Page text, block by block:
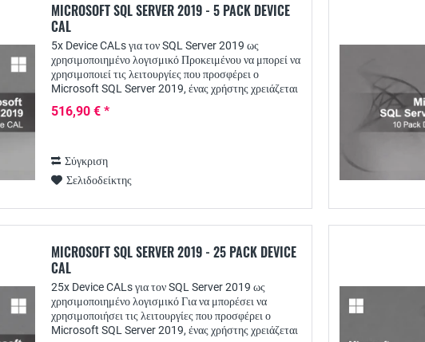
MICROSOFT SQL SERVER 2019 - 5 PACK DEVICE
CAL
5x Device CALs για τον SQL Server 2019 ως
χρησιμοποιημένο λογισμικό Προκειμένου να μπορεί να
χρησιμοποιεί τις λειτουργίες που προσφέρει ο
Microsoft SQL Server 2019, ένας χρήστης χρειάζεται
516,90 € *
Σύγκριση
Σελιδοδείκτης
MICROSOFT SQL SERVER 2019 - 25 PACK DEVICE
CAL
25x Device CALs για τον SQL Server 2019 ως
χρησιμοποιημένο λογισμικό Για να μπορέσει να
χρησιμοποιήσει τις λειτουργίες που προσφέρει ο
Microsoft SQL Server 2019, ένας χρήστης χρειάζεται